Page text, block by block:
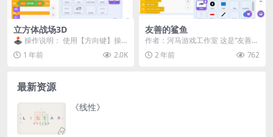
立方体战场3D
🕹️ 操作说明：​​ 使用【方向键】操
控飞船闪避立方体 预览
1 年前 2.0K
友善的鲨鱼
作者：河马游戏工作室 这是“友善鲨
鱼”游戏！ 吓跑那些接近危险的游泳
者！ 并尽量...
2 年前 762
最新资源
《线性》